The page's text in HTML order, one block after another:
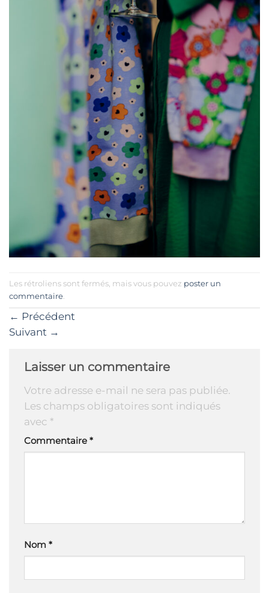
Les rétroliens sont fermés, mais vous pouvez poster un
commentaire
← Précédent
Suivant →
Laisser un commentaire
Votre adresse e-mail ne sera pas publiée.
Les champs obligatoires sont indiqués
avec *
Commentaire *
Nom *